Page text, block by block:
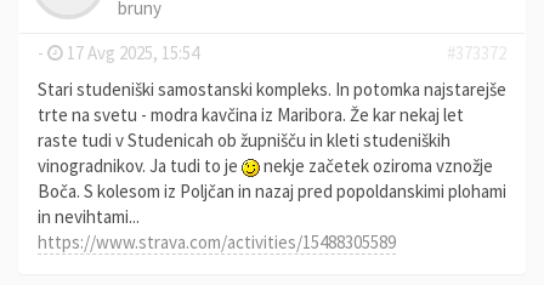
bruny
-
17 Avg 2025, 15:54
#373372
Stari studeniški samostanski kompleks. In potomka najstarejše
trte na svetu - modra kavčina iz Maribora. Že kar nekaj let
raste tudi v Studenicah ob župnišču in kleti studeniških
vinogradnikov. Ja tudi to je
nekje začetek oziroma vznožje
Boča. S kolesom iz Poljčan in nazaj pred popoldanskimi plohami
in nevihtami...
https://www.strava.com/activities/15488305589